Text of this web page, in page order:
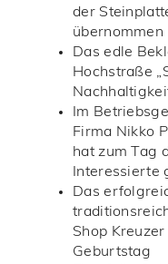
der
übernommen
Das edle
Hochstraße
Im
Firma Nikko
hat zum Tag
Interessierte
Das
Shop
Geburtstag